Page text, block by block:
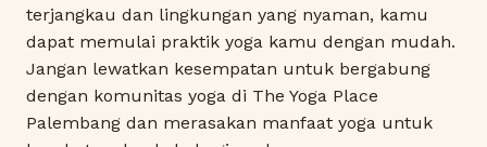
terjangkau dan lingkungan yang nyaman, kamu
dapat memulai praktik yoga kamu dengan mudah.
Jangan lewatkan kesempatan untuk bergabung
dengan komunitas yoga di The Yoga Place
Palembang dan merasakan manfaat yoga untuk